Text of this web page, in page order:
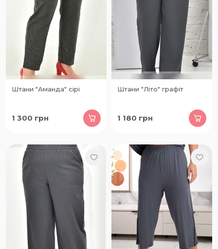
Штани "Аманда" сірі
1 300 грн
Штани "Літо" графіт
1 180 грн